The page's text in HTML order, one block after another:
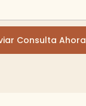
Consulta Ahora